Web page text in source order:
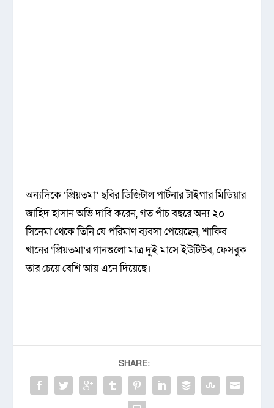
অন্যদিকে ‘প্রিয়তমা’ ছবির ডিজিটাল পার্টনার টাইগার মিডিয়ার
জাহিদ হাসান অভি দাবি করেন, গত পাঁচ বছরে অন্য ২০
সিনেমা থেকে তিনি যে পরিমাণ ব্যবসা পেয়েছেন, শাকিব
খানের ‘প্রিয়তমা’র গানগুলো মাত্র দুই মাসে ইউটিউব, ফেসবুক
তার চেয়ে বেশি আয় এনে দিয়েছে।
SHARE: